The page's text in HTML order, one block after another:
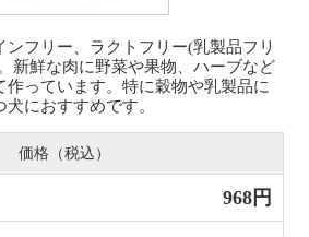
フリー、ラクトフリー(乳製品フリ
新鮮な肉に野菜や果物、ハーブなど
作っています。特に穀物や乳製品に
におすすめです。
価格（税込）
968円